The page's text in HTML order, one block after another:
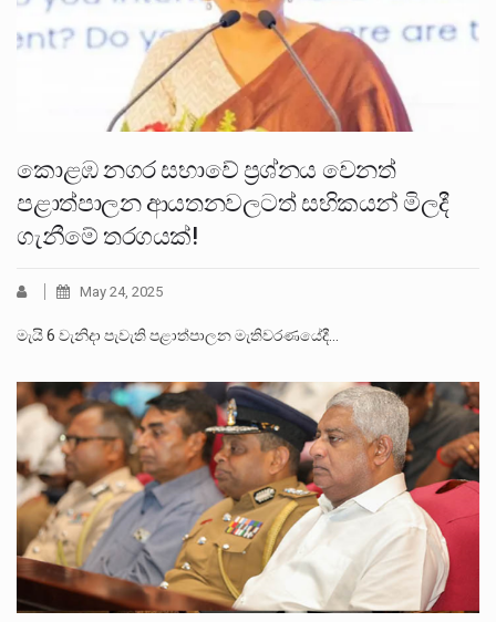
කොළඹ නගර සභාවේ ප්‍රශ්නය වෙනත්
පළාත්පාලන ආයතනවලටත් සභිකයන් මිලදී
ගැනීමේ තරගයක්!
May 24, 2025
මැයි 6 වැනිදා පැවැති පළාත්පාලන මැතිවරණයේදී…